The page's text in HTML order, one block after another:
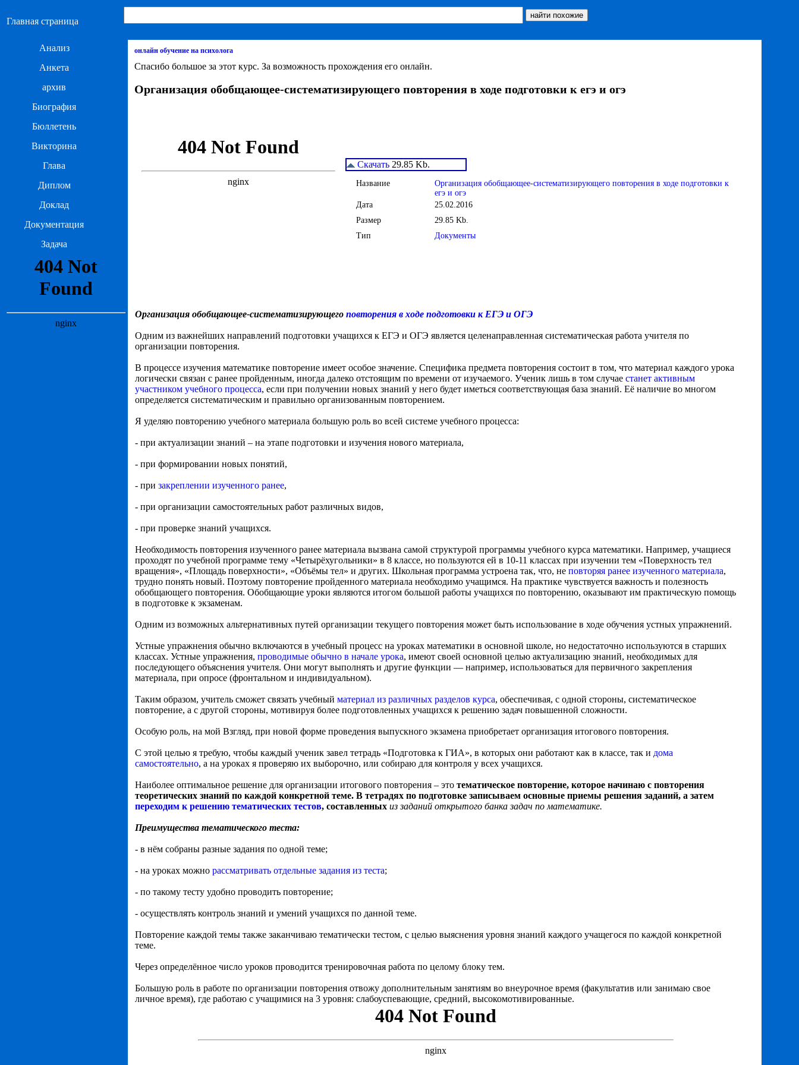
Главная страница
Анализ
Анкета
архив
Биография
Бюллетень
Викторина
Глава
Диплом
Доклад
Документация
Задача
онлайн обучение на психолога
Спасибо большое за этот курс. За возможность прохождения его онлайн.
Организация обобщающее-систематизирующего повторения в ходе подготовки к егэ и огэ
Скачать 29.85 Kb.
Название
Организация обобщающее-систематизирующего повторения в ходе подготовки к
егэ и огэ
Дата
25.02.2016
Размер
29.85 Kb.
Тип
Документы
Организация обобщающее-систематизирующего повторения в ходе подготовки к ЕГЭ и ОГЭ
Одним из важнейших направлений подготовки учащихся к ЕГЭ и ОГЭ является целенаправленная систематическая работа учителя по
организации повторения.
В процессе изучения математике повторение имеет особое значение. Специфика предмета повторения состоит в том, что материал каждого урока
логически связан с ранее пройденным, иногда далеко отстоящим по времени от изучаемого. Ученик лишь в том случае станет активным
участником учебного процесса, если при получении новых знаний у него будет иметься соответствующая база знаний. Её наличие во многом
определяется систематическим и правильно организованным повторением.
Я уделяю повторению учебного материала большую роль во всей системе учебного процесса:
- при актуализации знаний – на этапе подготовки и изучения нового материала,
- при формировании новых понятий,
- при закреплении изученного ранее,
- при организации самостоятельных работ различных видов,
- при проверке знаний учащихся.
Необходимость повторения изученного ранее материала вызвана самой структурой программы учебного курса математики. Например, учащиеся
проходят по учебной программе тему «Четырёхугольники» в 8 классе, но пользуются ей в 10-11 классах при изучении тем «Поверхность тел
вращения», «Площадь поверхности», «Объёмы тел» и других. Школьная программа устроена так, что, не повторяя ранее изученного материала,
трудно понять новый. Поэтому повторение пройденного материала необходимо учащимся. На практике чувствуется важность и полезность
обобщающего повторения. Обобщающие уроки являются итогом большой работы учащихся по повторению, оказывают им практическую помощь
в подготовке к экзаменам.
Одним из возможных альтернативных путей организации текущего повторения может быть использование в ходе обучения устных упражнений.
Устные упражнения обычно включаются в учебный процесс на уроках математики в основной школе, но недостаточно используются в старших
классах. Устные упражнения, проводимые обычно в начале урока, имеют своей основной целью актуализацию знаний, необходимых для
последующего объяснения учителя. Они могут выполнять и другие функции — например, использоваться для первичного закрепления
материала, при опросе (фронтальном и индивидуальном).
Таким образом, учитель сможет связать учебный материал из различных разделов курса, обеспечивая, с одной стороны, систематическое
повторение, а с другой стороны, мотивируя более подготовленных учащихся к решению задач повышенной сложности.
Особую роль, на мой Взгляд, при новой форме проведения выпускного экзамена приобретает организация итогового повторения.
С этой целью я требую, чтобы каждый ученик завел тетрадь «Подготовка к ГИА», в которых они работают как в классе, так и дома
самостоятельно, а на уроках я проверяю их выборочно, или собираю для контроля у всех учащихся.
Наиболее оптимальное решение для организации итогового повторения – это тематическое повторение, которое начинаю с повторения
теоретических знаний по каждой конкретной теме. В тетрадях по подготовке записываем основные приемы решения заданий, а затем
переходим к решению тематических тестов, составленных из заданий открытого банка задач по математике.
Преимущества тематического теста:
- в нём собраны разные задания по одной теме;
- на уроках можно рассматривать отдельные задания из теста;
- по такому тесту удобно проводить повторение;
- осуществлять контроль знаний и умений учащихся по данной теме.
Повторение каждой темы также заканчиваю тематически тестом, с целью выяснения уровня знаний каждого учащегося по каждой конкретной
теме.
Через определённое число уроков проводится тренировочная работа по целому блоку тем.
Большую роль в работе по организации повторения отвожу дополнительным занятиям во внеурочное время (факультатив или занимаю свое
личное время), где работаю с учащимися на 3 уровня: слабоуспевающие, средний, высокомотивированные.